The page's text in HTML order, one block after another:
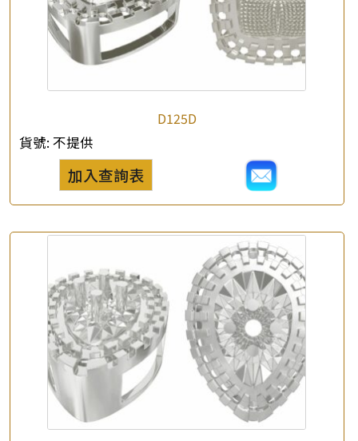
產品查詢 ×
你的名字
*
聯絡電話
查詢以下產品
D125D
貨號: 不提供
加入查詢表